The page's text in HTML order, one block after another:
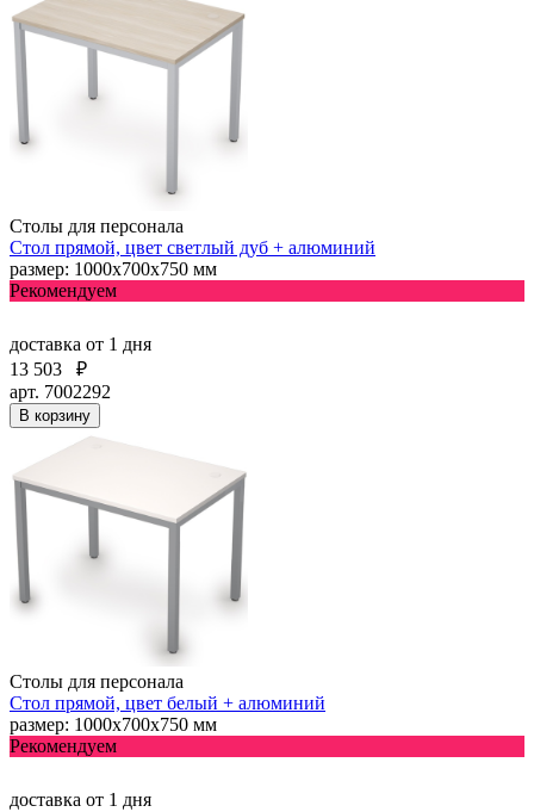
Столы для персонала
Стол прямой, цвет светлый дуб + алюминий
размер: 1000х700х750 мм
Рекомендуем
доставка от 1 дня
13 503
₽
арт. 7002292
В корзину
Столы для персонала
Стол прямой, цвет белый + алюминий
размер: 1000х700х750 мм
Рекомендуем
доставка от 1 дня